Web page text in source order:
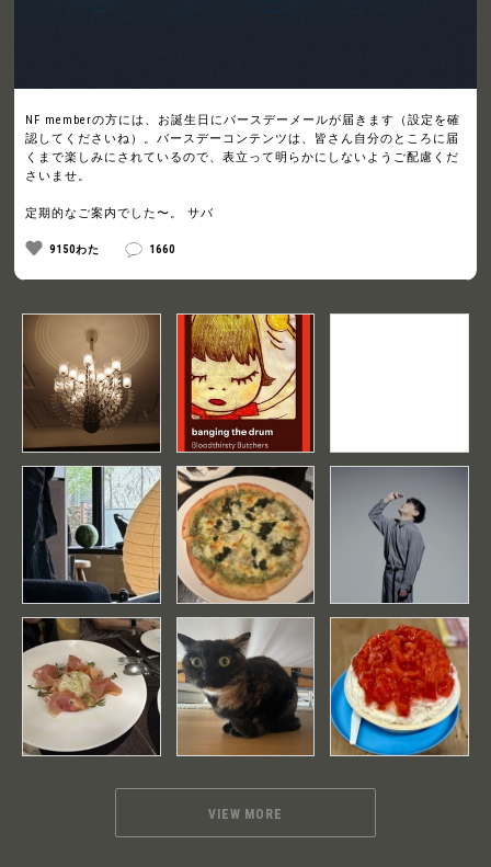
NF memberの方には、お誕生日にバースデーメールが届きます（設定を確
認してくださいね）。バースデーコンテンツは、皆さん自分のところに届
くまで楽しみにされているので、表立って明らかにしないようご配慮くだ
さいませ。
定期的なご案内でした〜。 サバ
9150わた 1660
VIEW MORE